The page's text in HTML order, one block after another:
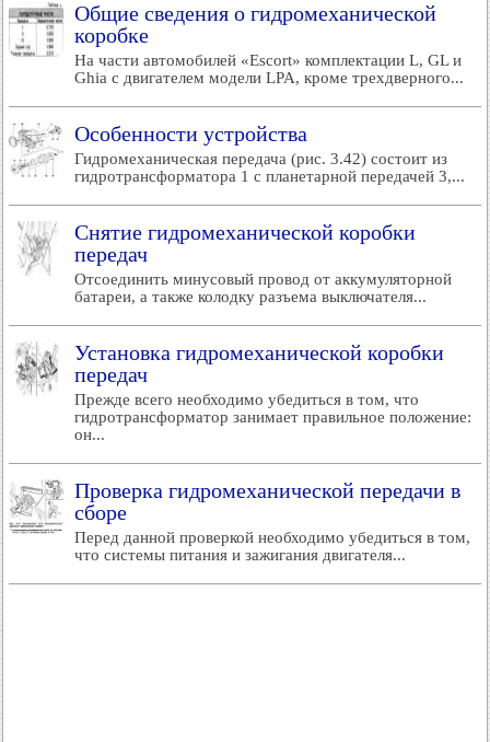
Общие сведения о гидромеханической
коробке
На части автомобилей «Escort» комплектации L, GL и
Ghia с двигателем модели LPA, кроме трехдверного...
Особенности устройства
Гидромеханическая передача (рис. 3.42) состоит из
гидротрансформатора 1 с планетарной передачей 3,...
Снятие гидромеханической коробки
передач
Отсоединить минусовый провод от аккумуляторной
батареи, а также колодку разъема выключателя...
Установка гидромеханической коробки
передач
Прежде всего необходимо убедиться в том, что
гидротрансформатор занимает правильное положение:
он...
Проверка гидромеханической передачи в
сборе
Перед данной проверкой необходимо убедиться в том,
что системы питания и зажигания двигателя...